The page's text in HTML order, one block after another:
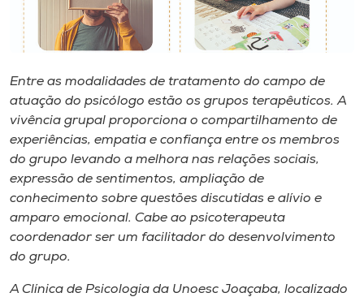
Unoesc
Store
Selecione
o idioma
A+
A-
Entre as modalidades de tratamento do campo de
atuação do psicólogo estão os grupos terapêuticos. A
vivência grupal proporciona o compartilhamento de
experiências, empatia e confiança entre os membros
do grupo levando a melhora nas relações sociais,
expressão de sentimentos, ampliação de
conhecimento sobre questões discutidas e alívio e
amparo emocional. Cabe ao psicoterapeuta
coordenador ser um facilitador do desenvolvimento
do grupo.
A Clínica de Psicologia da Unoesc Joaçaba, localizado